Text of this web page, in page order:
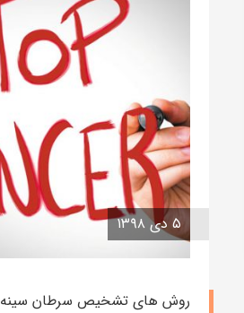
۵ دی ۱۳۹۸
روش های تشخیص سرطان سینه